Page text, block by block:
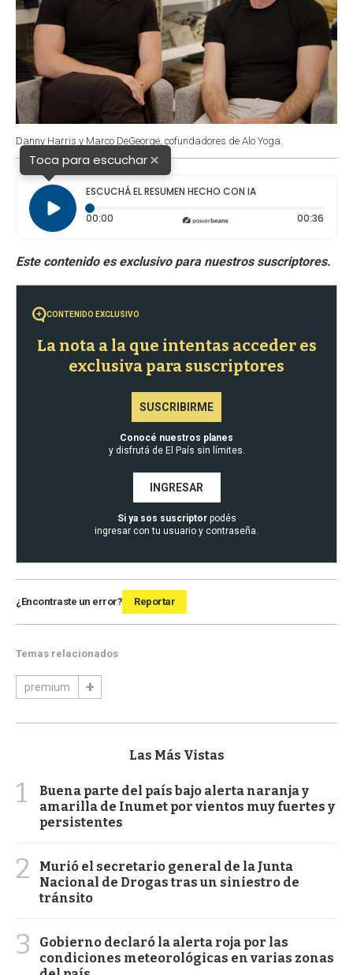
Danny Harris y Marco DeGeorge, cofundadores de Alo Yoga.
Toca para escuchar×
ESCUCHÁ EL RESUMEN HECHO CON IA
00:00 Tiempo transcurrido: 0 segundos 00:36
CONTENIDO EXCLUSIVO
La nota a la que intentas acceder es
exclusiva para suscriptores
SUSCRIBIRME
Conocé nuestros planes
y disfrutá de El País sin límites.
INGRESAR
Si ya sos suscriptorpodés
ingresar con tu usuario y contraseña.
¿Encontraste un error? Reportar
Temas relacionados
premium
Las Más Vistas
1
Buena parte del país bajo alerta naranja y
amarilla de Inumet por vientos muy fuertes y
persistentes
2
Murió el secretario general de la Junta
Nacional de Drogas tras un siniestro de
tránsito
3
Gobierno declaró la alerta roja por las
condiciones meteorológicas en varias zonas